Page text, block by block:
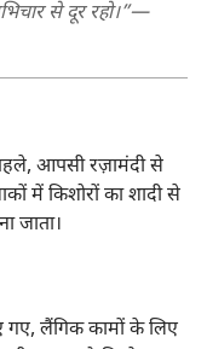
से दूर रहो।”—
आपसी रज़ामंदी से
में किशोरों का शादी से
जाता।
गए, लैंगिक कामों के लिए